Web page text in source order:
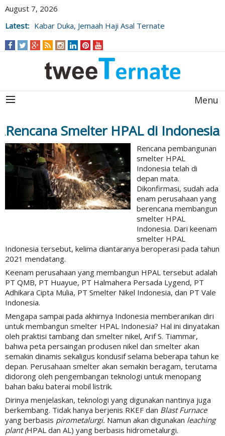
August 7, 2026
Latest: Kabar Duka, Jemaah Haji Asal Ternate
Menu
Rencana Smelter HPAL di Indonesia
Rencana pembangunan
smelter HPAL
Indonesia telah di
depan mata.
Dikonfirmasi, sudah ada
enam perusahaan yang
berencana membangun
smelter HPAL
Indonesia. Dari keenam
smelter HPAL
Indonesia tersebut, kelima diantaranya beroperasi pada tahun
2021 mendatang.
Keenam perusahaan yang membangun HPAL tersebut adalah
PT QMB, PT Huayue, PT Halmahera Persada Lygend, PT
Adhikara Cipta Mulia, PT Smelter Nikel Indonesia, dan PT Vale
Indonesia.
Mengapa sampai pada akhirnya Indonesia memberanikan diri
untuk membangun smelter HPAL Indonesia? Hal ini dinyatakan
oleh praktisi tambang dan smelter nikel, Arif S. Tiammar,
bahwa peta persaingan produsen nikel dan smelter akan
semakin dinamis sekaligus kondusif selama beberapa tahun ke
depan. Perusahaan smelter akan semakin beragam, terutama
didorong oleh pengembangan teknologi untuk menopang
bahan baku baterai mobil listrik.
Dirinya menjelaskan, teknologi yang digunakan nantinya juga
berkembang. Tidak hanya berjenis RKEF dan Blast Furnace
yang berbasis pirometalurgi. Namun akan digunakan leaching
plant (HPAL dan AL) yang berbasis hidrometalurgi.